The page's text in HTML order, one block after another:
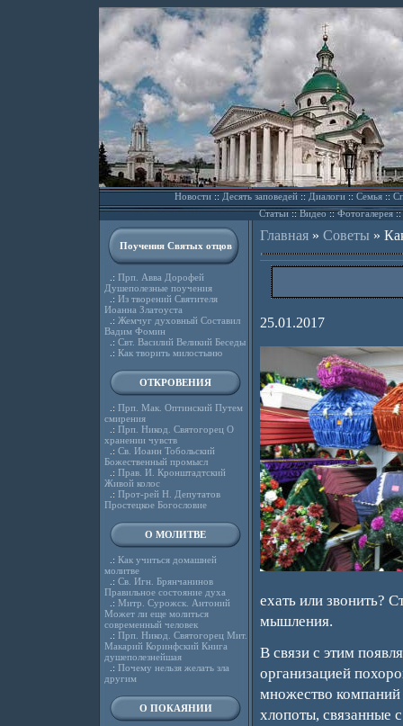
Новости::Десять заповедей::Диалоги::Семья::
Статьи::Видео ::Фотогалерея::
Поучения Святых отцов
.: Прп. Авва Дорофей
Душеполезные поучения
.: Из творений Святителя
Иоанна Златоуста
.: Жемчуг духовный Составил
Вадим Фомин
.: Свт. Василий Великий Беседы
.: Как творить милостыню
ОТКРОВЕНИЯ
.: Прп. Мак. Оптинский Путем
смирения
.: Прп. Никод. Святогорец О
хранении чувств
.: Св. Иоанн Тобольский
Божественный промысл
.: Прав. И. Кронштадтский
Живой колос
.: Прот-рей Н. Депутатов
Простецкое Богословие
О МОЛИТВЕ
.: Как учиться домашней
молитве
.: Св. Игн. Брянчанинов
Правильное состояние духа
.: Митр. Сурожск. Антоний
Может ли еще молиться
современный человек
.: Прп. Никод. Святогорец Мит.
Макарий Коринфский Книга
душеполезнейшая
.: Почему нельзя желать зла
другим
О ПОКАЯНИИ
Главная» Советы »
25.01.2017
ехать или звонить?
мышления.
В связи с этим
организацией
множество компаний
хлопоты, связанные